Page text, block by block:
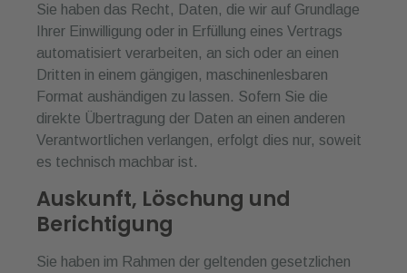
Sie haben das Recht, Daten, die wir auf Grundlage
Ihrer Einwilligung oder in Erfüllung eines Vertrags
automatisiert verarbeiten, an sich oder an einen
Dritten in einem gängigen, maschinenlesbaren
Format aushändigen zu lassen. Sofern Sie die
direkte Übertragung der Daten an einen anderen
Verantwortlichen verlangen, erfolgt dies nur, soweit
es technisch machbar ist.
Auskunft, Löschung und
Berichtigung
Sie haben im Rahmen der geltenden gesetzlichen